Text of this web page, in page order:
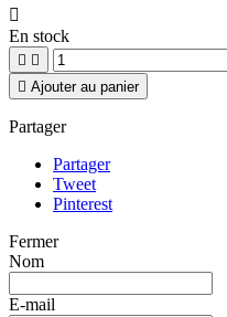

En stock
 
 Ajouter au panier
Partager
Partager
Tweet
Pinterest
Fermer
Nom
E-mail